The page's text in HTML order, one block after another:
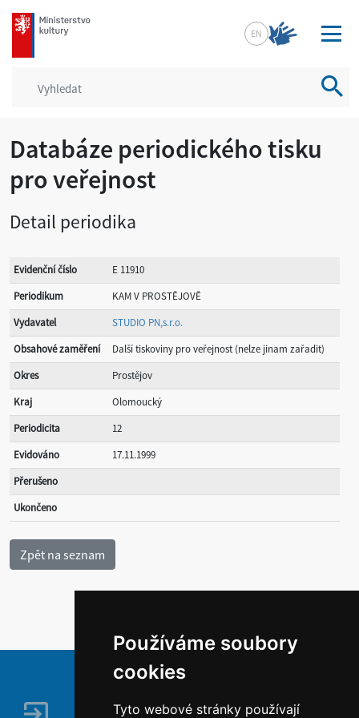
Používáme soubory
cookies
Tyto webové stránky používají
mkcr.cz
EN
Databáze periodického tisku
pro veřejnost
Detail periodika
Evidenční číslo
E 11910
Periodikum
KAM V PROSTĚJOVĚ
Vydavatel
STUDIO PN,s.r.o.
Obsahové zaměření
Další tiskoviny pro veřejnost (nelze jinam zařadit)
Okres
Prostějov
Kraj
Olomoucký
Periodicita
12
Evidováno
17.11.1999
Přerušeno
Ukončeno